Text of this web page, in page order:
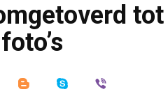
tot